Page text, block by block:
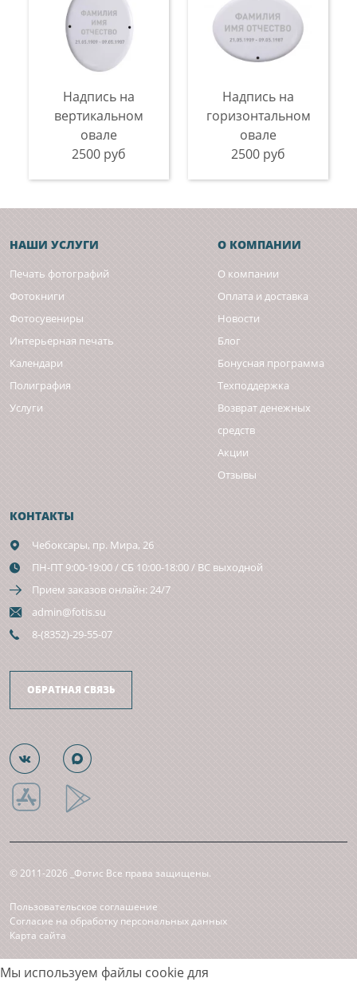
Надпись на
вертикальном
овале
2500 руб
Надпись на
горизонтальном
овале
2500 руб
Мы используем файлы cookie для
НАШИ УСЛУГИ
Печать фотографий
Фотокниги
Фотосувениры
Интерьерная печать
Календари
Полиграфия
Услуги
О КОМПАНИИ
О компании
Оплата и доставка
Новости
Блог
Бонусная программа
Техподдержка
Возврат денежных
средств
Акции
Отзывы
КОНТАКТЫ
Чебоксары, пр. Мира, 26
ПН-ПТ 9:00-19:00 / СБ 10:00-18:00 / ВС выходной
Прием заказов онлайн: 24/7
admin@fotis.su
8-(8352)-29-55-07
ОБРАТНАЯ СВЯЗЬ
© 2011-2026 _Фотис Все права защищены.
Пользовательское соглашение
Согласие на обработку персональных данных
Карта сайта
Принимаем к оплате